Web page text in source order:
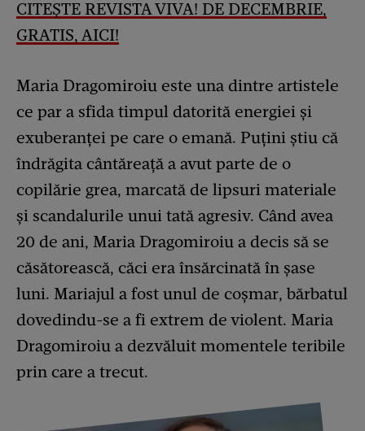
CITEȘTE REVISTA VIVA! DE DECEMBRIE,
GRATIS, AICI!
Maria Dragomiroiu este una dintre artistele
ce par a sfida timpul datorită energiei și
exuberanței pe care o emană. Puțini știu că
îndrăgita cântăreață a avut parte de o
copilărie grea, marcată de lipsuri materiale
și scandalurile unui tată agresiv. Când avea
20 de ani, Maria Dragomiroiu a decis să se
căsătorească, căci era însărcinată în șase
luni. Mariajul a fost unul de coșmar, bărbatul
dovedindu-se a fi extrem de violent. Maria
Dragomiroiu a dezvăluit momentele teribile
prin care a trecut.